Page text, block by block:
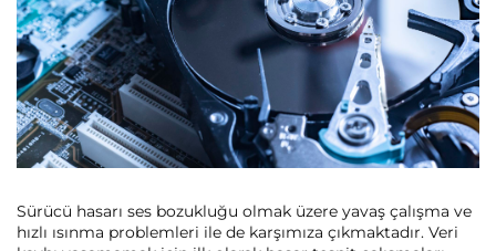
Sürücü hasarı ses bozukluğu olmak üzere yavaş çalışma ve
hızlı ısınma problemleri ile de karşımıza çıkmaktadır. Veri